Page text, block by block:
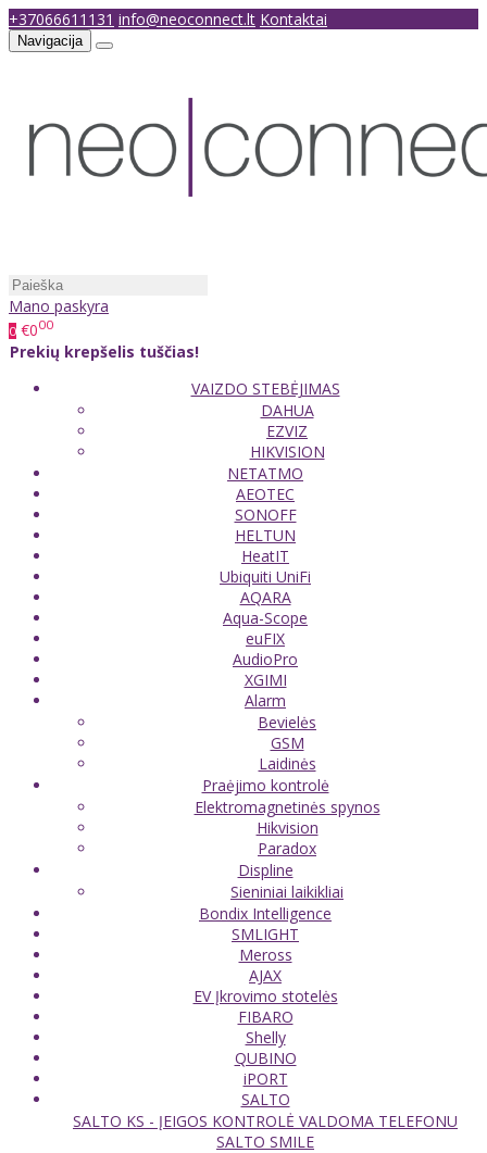
+37066611131 info@neoconnect.lt Kontaktai
Navigacija
Mano paskyra
0 €000
Prekių krepšelis tuščias!
VAIZDO STEBĖJIMAS
DAHUA
EZVIZ
HIKVISION
NETATMO
AEOTEC
SONOFF
HELTUN
HeatIT
Ubiquiti UniFi
AQARA
Aqua-Scope
euFIX
AudioPro
XGIMI
Alarm
Bevielės
GSM
Laidinės
Praėjimo kontrolė
Elektromagnetinės spynos
Hikvision
Paradox
Displine
Sieniniai laikikliai
Bondix Intelligence
SMLIGHT
Meross
AJAX
EV Įkrovimo stotelės
FIBARO
Shelly
QUBINO
iPORT
SALTO
SALTO KS - ĮEIGOS KONTROLĖ VALDOMA TELEFONU
SALTO SMILE